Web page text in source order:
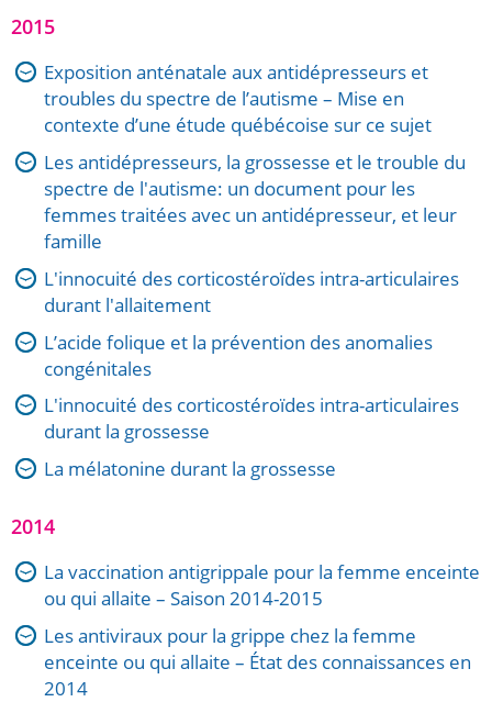
2015
Exposition anténatale aux antidépresseurs et
troubles du spectre de l’autisme – Mise en
contexte d’une étude québécoise sur ce sujet
Les antidépresseurs, la grossesse et le trouble du
spectre de l'autisme: un document pour les
femmes traitées avec un antidépresseur, et leur
famille
L'innocuité des corticostéroïdes intra-articulaires
durant l'allaitement
L’acide folique et la prévention des anomalies
congénitales
L'innocuité des corticostéroïdes intra-articulaires
durant la grossesse
La mélatonine durant la grossesse
2014
La vaccination antigrippale pour la femme enceinte
ou qui allaite – Saison 2014-2015
Les antiviraux pour la grippe chez la femme
enceinte ou qui allaite – État des connaissances en
2014